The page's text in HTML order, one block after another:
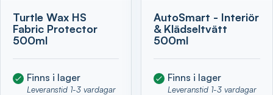
Turtle Wax HS
Fabric Protector
500ml
Finns i lager
Leveranstid 1-3 vardagar
AutoSmart - Interiör
& Klädseltvätt
500ml
Finns i lager
Leveranstid 1-3 vardagar